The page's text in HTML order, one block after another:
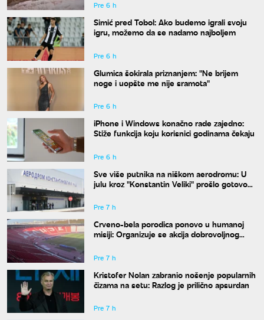
Pre 6 h
Simić pred Tobol: Ako budemo igrali svoju
igru, možemo da se nadamo najboljem
Pre 6 h
Glumica šokirala priznanjem: "Ne brijem
noge i uopšte me nije sramota"
Pre 6 h
iPhone i Windows konačno rade zajedno:
Stiže funkcija koju korisnici godinama čekaju
Pre 6 h
Sve više putnika na niškom aerodromu: U
julu kroz "Konstantin Veliki" prošlo gotovo
Pre 7 h
Crveno-bela porodica ponovo u humanoj
misiji: Organizuje se akcija dobrovoljnog
Pre 7 h
Kristofer Nolan zabranio nošenje popularnih
čizama na setu: Razlog je prilično apsurdan
Pre 7 h